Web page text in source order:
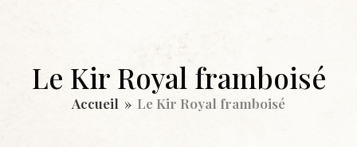
Le Kir Royal framboisé
Accueil » Le Kir Royal framboisé